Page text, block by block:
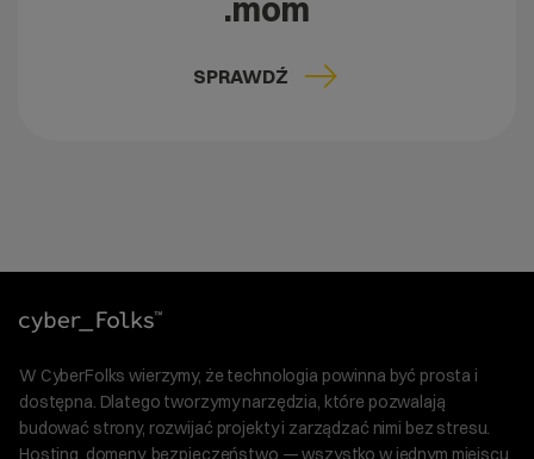
.mom
SPRAWDŹ
W CyberFolks wierzymy, że technologia powinna być prosta i
dostępna. Dlatego tworzymy narzędzia, które pozwalają
budować strony, rozwijać projekty i zarządzać nimi bez stresu.
Hosting, domeny, bezpieczeństwo — wszystko w jednym miejscu.